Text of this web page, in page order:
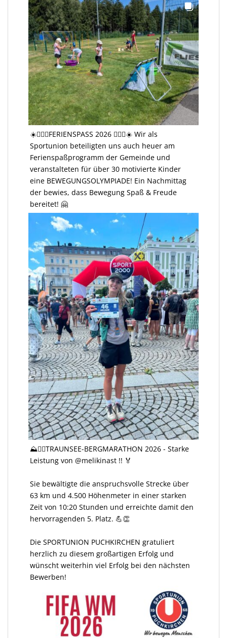
☀️🤸🏻‍♂️FERIENSPASS 2026 🤸🏻‍♂️☀️ Wir als
Sportunion beteiligten uns auch heuer am
Ferienspaßprogramm der Gemeinde und
veranstalteten für über 30 motivierte Kinder
eine BEWEGUNGSOLYMPIADE! Ein Nachmittag
der bewies, dass Bewegung Spaß & Freude
bereitet! 🤗
⛰️🏃‍♀️TRAUNSEE-BERGMARATHON 2026 - Starke
Leistung von @melikinast !! 🏅
Sie bewältigte die anspruchsvolle Strecke über
63 km und 4.500 Höhenmeter in einer starken
Zeit von 10:20 Stunden und erreichte damit den
hervorragenden 5. Platz. 💪👏
Die SPORTUNION PUCHKIRCHEN gratuliert
herzlich zu diesem großartigen Erfolg und
wünscht weiterhin viel Erfolg bei den nächsten
Bewerben!